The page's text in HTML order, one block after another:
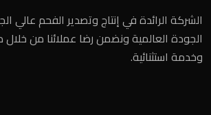
الشركة الرائدة في إنتاج وتصدير الفحم عالي
الجودة العالمية ونضمن رضا عملائنا من خلال
وخدمة استثنائية.